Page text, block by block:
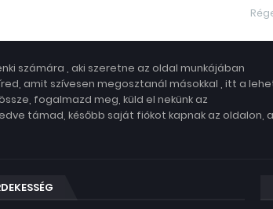
számára , aki szeretne az oldal munkájában
amit szívesen megosztanál másokkal , itt a
fogalmazd meg, küld el nekünk az
támad, később saját fiókot kapnak az oldalon,